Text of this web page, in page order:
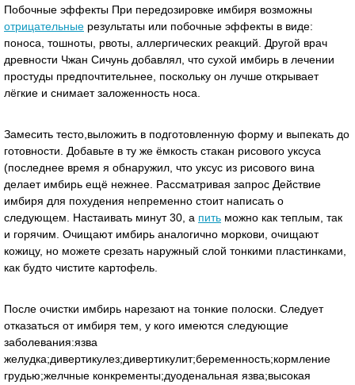
Побочные эффекты При передозировке имбиря возможны
отрицательные результаты или побочные эффекты в виде:
поноса, тошноты, рвоты, аллергических реакций. Другой врач
древности Чжан Сичунь добавлял, что сухой имбирь в лечении
простуды предпочтительнее, поскольку он лучше открывает
лёгкие и снимает заложенность носа.
Замесить тесто,выложить в подготовленную форму и выпекать до
готовности. Добавьте в ту же ёмкость стакан рисового уксуса
(последнее время я обнаружил, что уксус из рисового вина
делает имбирь ещё нежнее. Рассматривая запрос Действие
имбиря для похудения непременно стоит написать о
следующем. Настаивать минут 30, а пить можно как теплым, так
и горячим. Очищают имбирь аналогично моркови, очищают
кожицу, но можете срезать наружный слой тонкими пластинками,
как будто чистите картофель.
После очистки имбирь нарезают на тонкие полоски. Следует
отказаться от имбиря тем, у кого имеются следующие
заболевания:язва
желудка;дивертикулез;дивертикулит;беременность;кормление
грудью;желчные конкременты;дуоденальная язва;высокая